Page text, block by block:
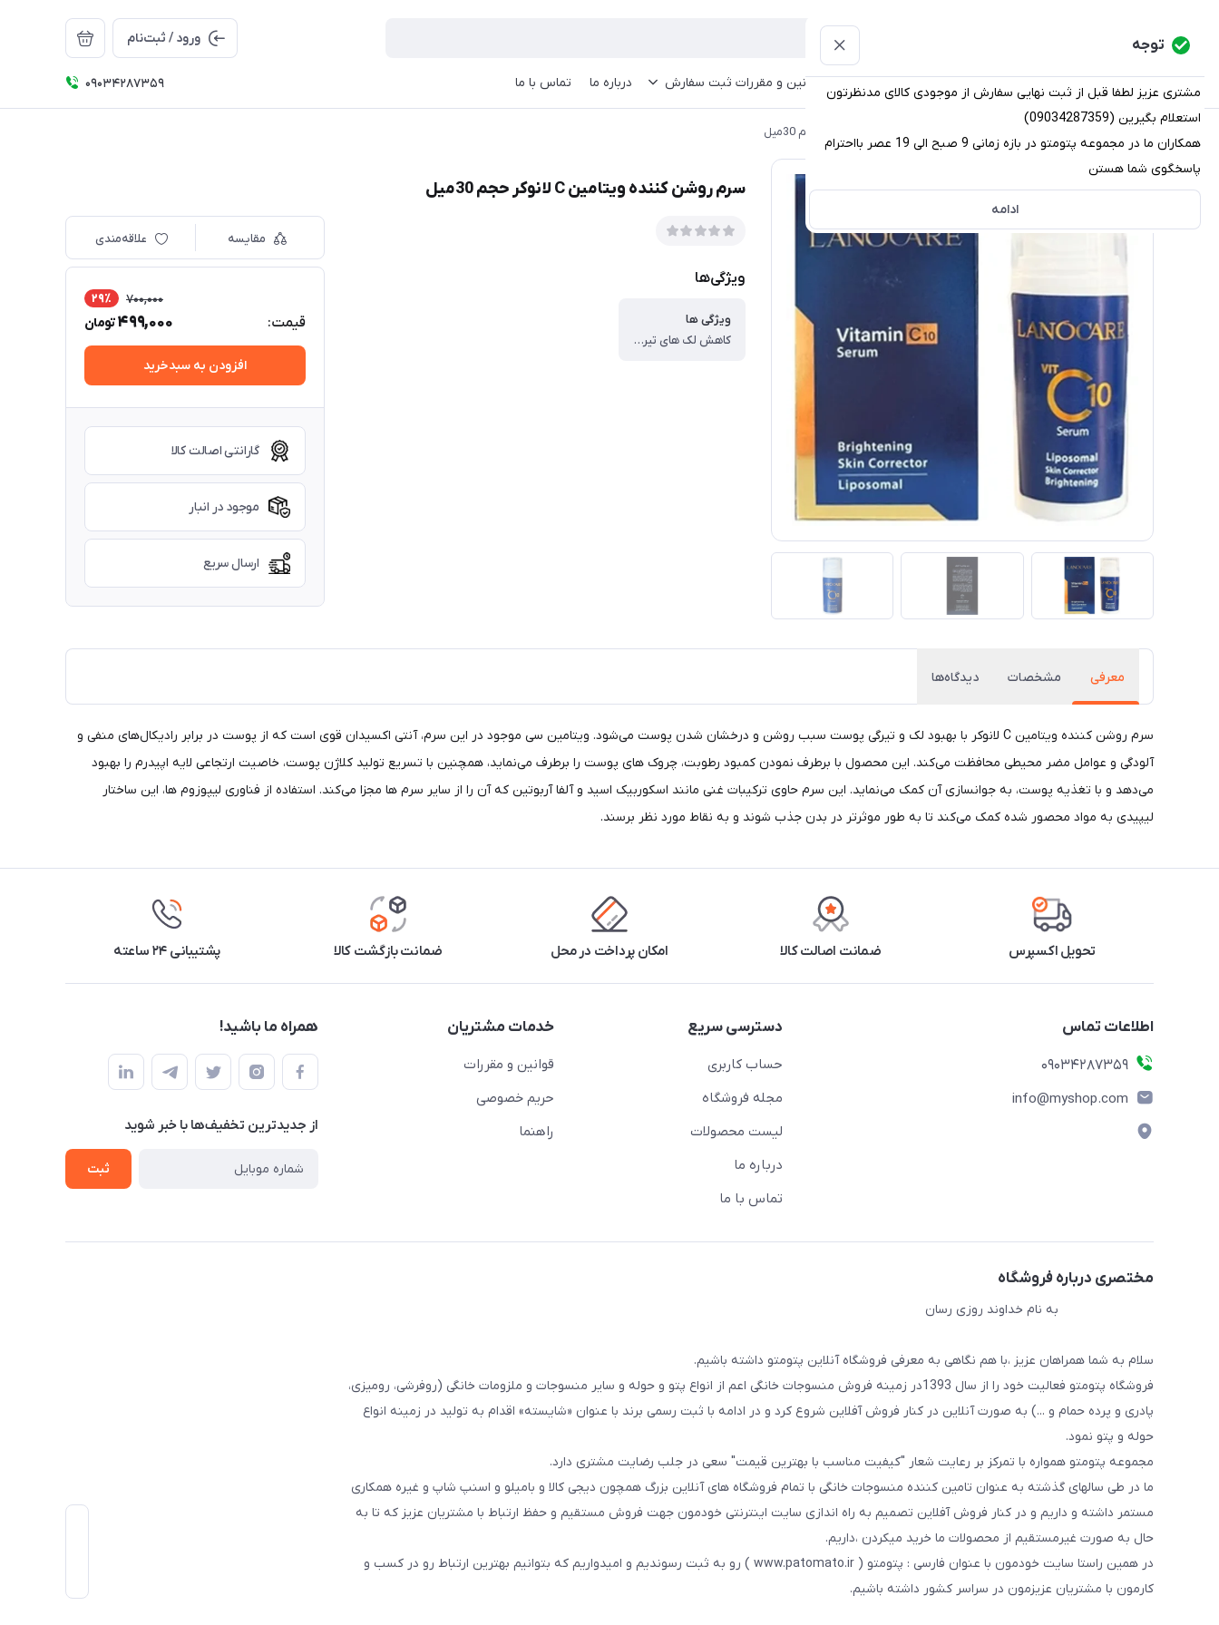
توجه
مشتری عزیز لطفا قبل از ثبت نهایی سفارش از موجودی کالای مدنظرتون
استعلام بگیرین (09034287359)
همکاران ما در مجموعه پتومتو در بازه زمانی 9 صبح الی 19 عصر بااحترام
پاسخگوی شما هستن
ادامه
ورود / ثبت‌نام
دسته‌بندی کالاها خانه دسته بندی محصولات قوانین و مقررات ثبت سفارش درباره ما تماس با ما 09034287359
سرم روشن کننده ویتامین C لانوکر حجم 30میل
ویژگی‌ها
ویژگی ها
کاهش لک های تیره و یکنواخت سازی رنگ پوست و افزایش شفافیت و درخشندگی ، کمک به کاهش خطوط ریز و چین و چروک و جلوگیری از پیری زودرس ، افزایش تولید کلاژن و بهبود خاصیت ارتجاعی پوست ، محافظت از پوست در برابر رادیکال های آزاد و آسیب های ناشی از اشعه UV ، ایجاد طراوت، شادابی و رفع خستگی و تیرگی پوست ، دارای بافت سبک با جذب سریع مناسب استفاده روزانه ، قابل استفاده برای صورت و گردن ، مناسب انواع پوست به جز پوست های بسیار چرب و مستعد جوش ، حاوی 10% اسکوربیک اسید پایدار شده آنتی اکسیدان قوی، روشن کننده پوست، تحریک کلاژن سازی ، حاوی 2.5% آلفا آربوتین مهار تولید ملانین، کاهش لک های تیره بدون ایجاد حساسیت
مقایسه علاقه‌مندی
قیمت:
700,000 29٪
499,000تومان
افزودن به سبدخرید
گارانتی اصالت کالا
موجود در انبار
ارسال سریع
معرفی مشخصات دیدگاه‌ها
سرم روشن کننده ویتامین C لانوکر با بهبود لک و تیرگی پوست سبب روشن و درخشان شدن پوست می‌شود. ویتامین سی موجود در این سرم، آنتی اکسیدان قوی است که از پوست در برابر رادیکال‌های منفی و
آلودگی و عوامل مضر محیطی محافظت می‌کند. این محصول با برطرف نمودن کمبود رطوبت، چروک های پوست را برطرف می‌نماید، همچنین با تسریع تولید کلاژن پوست، خاصیت ارتجاعی لایه اپیدرم را بهبود
می‌دهد و با تغذیه پوست، به جوانسازی آن کمک می‌نماید. این سرم حاوی ترکیبات غنی مانند اسکوربیک اسید و آلفا آربوتین که آن را از سایر سرم ها مجزا می‌کند. استفاده از فناوری لیپوزوم ها، این ساختار
لیپیدی به مواد محصور شده کمک می‌کند تا به طور موثرتر در بدن جذب شوند و به نقاط مورد نظر برسند.
تحویل اکسپرس ضمانت اصالت کالا امکان پرداخت در محل ضمانت بازگشت کالا پشتیبانی ۲۴ ساعته
اطلاعات تماس
09034287359
info@myshop.com
دسترسی سریع
حساب کاربری
مجله فروشگاه
لیست محصولات
درباره ما
تماس با ما
خدمات مشتریان
قوانین و مقررات
حریم خصوصی
راهنما
همراه ما باشید!
از جدید‌ترین تخفیف‌ها با‌ خبر شوید
ثبت
مختصری درباره فروشگاه
به نام خداوند روزی رسان
سلام به شما همراهان عزیز ،با هم نگاهی به معرفی فروشگاه آنلاین پتومتو داشته باشیم.
فروشگاه پتومتو فعالیت خود را از سال 1393در زمینه فروش منسوجات خانگی اعم از انواع پتو و حوله و سایر منسوجات و ملزومات خانگی (روفرشی، رومیزی،
پادری و پرده حمام و ...) به صورت آنلاین در کنار فروش آفلاین شروع کرد و در ادامه با ثبت رسمی برند با عنوان «شایسته» اقدام به تولید در زمینه انواع
حوله و پتو نمود.
مجموعه پتومتو همواره با تمرکز بر رعایت شعار "کیفیت مناسب با بهترین قیمت" سعی در جلب رضایت مشتری دارد.
ما در طی سالهای گذشته به عنوان تامین کننده منسوجات خانگی با تمام فروشگاه های آنلاین بزرگ همچون دیجی کالا و بامیلو و اسنپ شاپ و غیره همکاری
مستمر داشته و داریم و در کنار فروش آفلاین تصمیم به راه اندازی سایت اینترنتی خودمون جهت فروش مستقیم و حفظ ارتباط با مشتریان عزیز که تا به
حال به صورت غیرمستقیم از محصولات ما خرید میکردن ،داریم.
در همین راستا سایت خودمون با عنوان فارسی : پتومتو ( www.patomato.ir ) رو به ثبت رسوندیم و امیدواریم که بتوانیم بهترین ارتباط رو در کسب و
کارمون با مشتریان عزیزمون در سراسر کشور داشته باشیم.